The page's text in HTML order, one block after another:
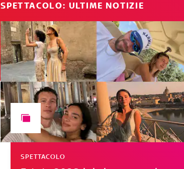
SPETTACOLO: ULTIME NOTIZIE
SPETTACOLO